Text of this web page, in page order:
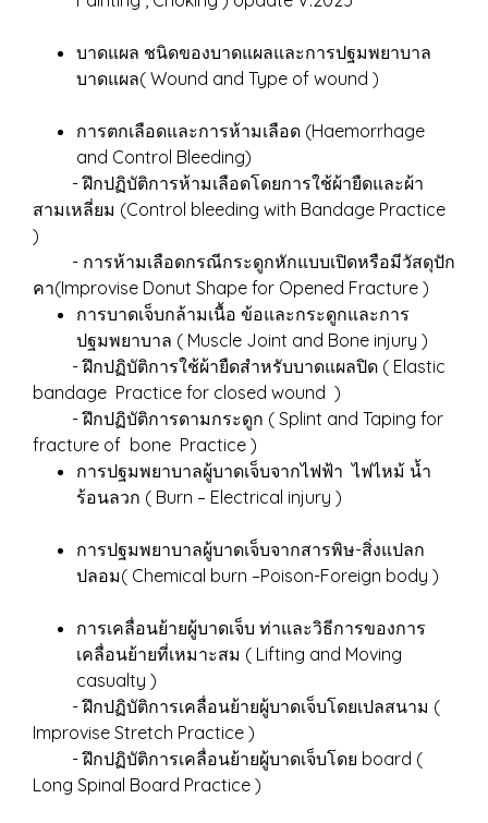
บาดแผล ชนิดของบาดแผลและการปฐมพยาบาล
บาดแผล( Wound and Type of wound )
การตกเลือดและการห้ามเลือด (Haemorrhage
and Control Bleeding)
- ฝึกปฏิบัติการห้ามเลือดโดยการใช้ผ้ายืดและผ้า
สามเหลี่ยม (Control bleeding with Bandage Practice
)
- การห้ามเลือดกรณีกระดูกหักแบบเปิดหรือมีวัสดุปัก
คา(Improvise Donut Shape for Opened Fracture )
การบาดเจ็บกล้ามเนื้อ ข้อและกระดูกและการ
ปฐมพยาบาล ( Muscle Joint and Bone injury )
- ฝึกปฏิบัติการใช้ผ้ายืดสำหรับบาดแผลปิด ( Elastic
bandage Practice for closed wound )
- ฝึกปฏิบัติการดามกระดูก ( Splint and Taping for
fracture of bone Practice )
การปฐมพยาบาลผู้บาดเจ็บจากไฟฟ้า ไฟไหม้ น้ำ
ร้อนลวก ( Burn – Electrical injury )
การปฐมพยาบาลผู้บาดเจ็บจากสารพิษ-สิ่งแปลก
ปลอม( Chemical burn –Poison-Foreign body )
การเคลื่อนย้ายผู้บาดเจ็บ ท่าและวิธีการของการ
เคลื่อนย้ายที่เหมาะสม ( Lifting and Moving
casualty )
- ฝึกปฏิบัติการเคลื่อนย้ายผู้บาดเจ็บโดยเปลสนาม (
Improvise Stretch Practice )
- ฝึกปฏิบัติการเคลื่อนย้ายผู้บาดเจ็บโดย board (
Long Spinal Board Practice )